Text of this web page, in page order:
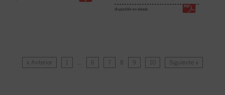
disponible en ebook:
« Anterior 1 … 6 7 8 9 10 Siguiente »